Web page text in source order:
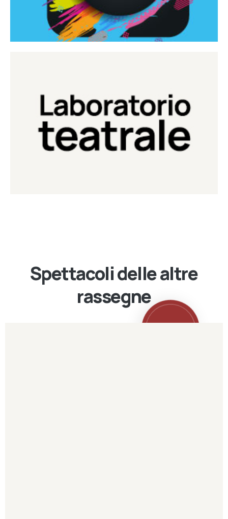
Laboratorio Teatrale
Laboratorio di teatro del Teatro Eduardo de Filippo
Continua
Spettacoli delle altre
rassegne